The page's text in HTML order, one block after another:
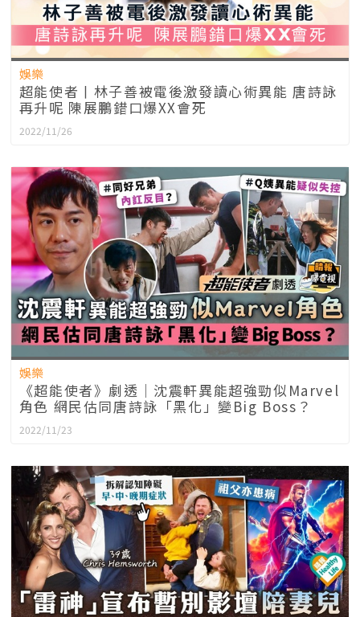
娛樂
超能使者丨林子善被電後激發讀心術異能 唐詩詠
再升呢 陳展鵬錯口爆XX會死
2022/11/26
娛樂
《超能使者》劇透｜沈震軒異能超強勁似Marvel
角色 網民估同唐詩詠「黑化」變Big Boss？
2022/11/23